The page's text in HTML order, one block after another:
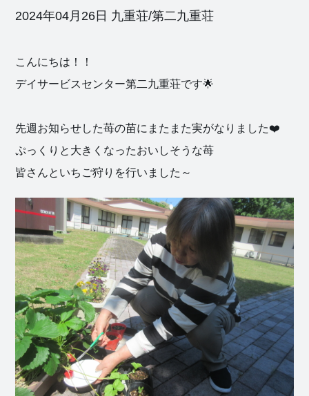
2024年04月26日 九重荘/第二九重荘
こんにちは！！
デイサービスセンター第二九重荘です🌟
先週お知らせした苺の苗にまたまた実がなりました❤️
ぷっくりと大きくなったおいしそうな苺
皆さんといちご狩りを行いました～